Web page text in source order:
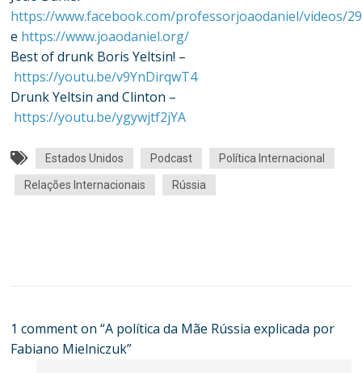
https://www.facebook.com/professorjoaodaniel/videos/
e https://www.joaodaniel.org/
Best of drunk Boris Yeltsin! –
https://youtu.be/v9YnDirqwT4
Drunk Yeltsin and Clinton –
https://youtu.be/ygywjtf2jYA
Estados Unidos Podcast Política Internacional
Relações Internacionais Rússia
1 comment on “A política da Mãe Rússia explicada por
Fabiano Mielniczuk”